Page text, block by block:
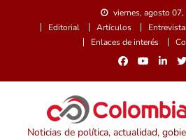
viernes, agosto
Editorial
Artículos
Enlaces de interés
Noticias de política, actualidad,